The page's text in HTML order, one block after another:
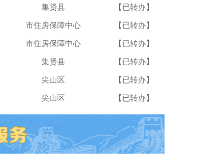
集贤县 【已转办】
市住房保障中心 【已转办】
市住房保障中心 【已转办】
集贤县 【已转办】
尖山区 【已转办】
尖山区 【已转办】